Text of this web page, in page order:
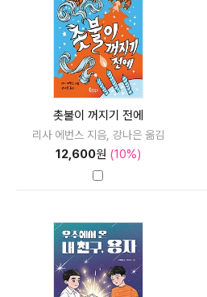
촛불이 꺼지기 전에
리사 에번스 지음, 강나은 옮김
12,600원 (10%)